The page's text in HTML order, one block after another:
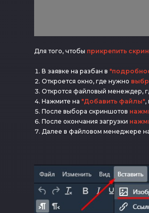
Для того, чтобы прикрепить
В заявке на разбан в
Откроется окно, где нужно
Откротся файловый менеждер,
Нажмите на "Добавить файлы",
После выбора скриншотов
После окончания загрузки
Далее в файловом менеджере